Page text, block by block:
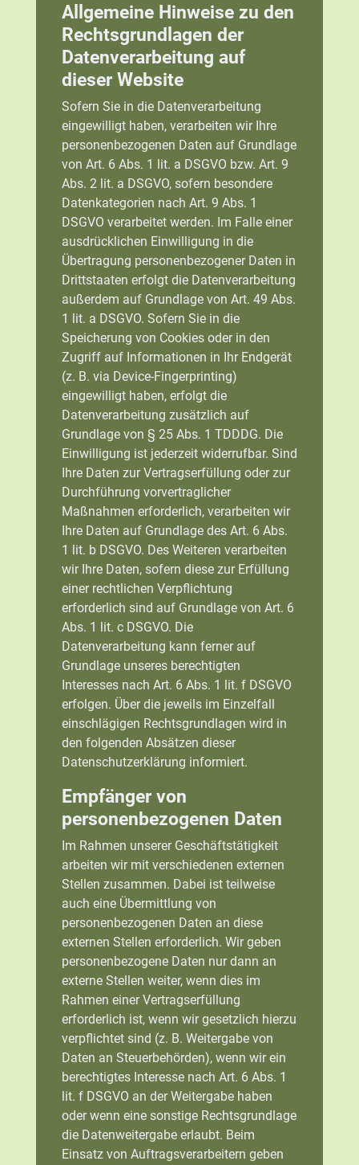
Allgemeine Hinweise zu den
Rechtsgrundlagen der
Datenverarbeitung auf
dieser Website
Sofern Sie in die Datenverarbeitung
eingewilligt haben, verarbeiten wir Ihre
personenbezogenen Daten auf Grundlage
von Art. 6 Abs. 1 lit. a DSGVO bzw. Art. 9
Abs. 2 lit. a DSGVO, sofern besondere
Datenkategorien nach Art. 9 Abs. 1
DSGVO verarbeitet werden. Im Falle einer
ausdrücklichen Einwilligung in die
Übertragung personenbezogener Daten in
Drittstaaten erfolgt die Datenverarbeitung
außerdem auf Grundlage von Art. 49 Abs.
1 lit. a DSGVO. Sofern Sie in die
Speicherung von Cookies oder in den
Zugriff auf Informationen in Ihr Endgerät
(z. B. via Device-Fingerprinting)
eingewilligt haben, erfolgt die
Datenverarbeitung zusätzlich auf
Grundlage von § 25 Abs. 1 TDDDG. Die
Einwilligung ist jederzeit widerrufbar. Sind
Ihre Daten zur Vertragserfüllung oder zur
Durchführung vorvertraglicher
Maßnahmen erforderlich, verarbeiten wir
Ihre Daten auf Grundlage des Art. 6 Abs.
1 lit. b DSGVO. Des Weiteren verarbeiten
wir Ihre Daten, sofern diese zur Erfüllung
einer rechtlichen Verpflichtung
erforderlich sind auf Grundlage von Art. 6
Abs. 1 lit. c DSGVO. Die
Datenverarbeitung kann ferner auf
Grundlage unseres berechtigten
Interesses nach Art. 6 Abs. 1 lit. f DSGVO
erfolgen. Über die jeweils im Einzelfall
einschlägigen Rechtsgrundlagen wird in
den folgenden Absätzen dieser
Datenschutzerklärung informiert.
Empfänger von
personenbezogenen Daten
Im Rahmen unserer Geschäftstätigkeit
arbeiten wir mit verschiedenen externen
Stellen zusammen. Dabei ist teilweise
auch eine Übermittlung von
personenbezogenen Daten an diese
externen Stellen erforderlich. Wir geben
personenbezogene Daten nur dann an
externe Stellen weiter, wenn dies im
Rahmen einer Vertragserfüllung
erforderlich ist, wenn wir gesetzlich hierzu
verpflichtet sind (z. B. Weitergabe von
Daten an Steuerbehörden), wenn wir ein
berechtigtes Interesse nach Art. 6 Abs. 1
lit. f DSGVO an der Weitergabe haben
oder wenn eine sonstige Rechtsgrundlage
die Datenweitergabe erlaubt. Beim
Einsatz von Auftragsverarbeitern geben